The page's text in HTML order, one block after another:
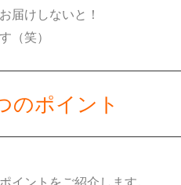
届けしないと！
（笑）
のポイント